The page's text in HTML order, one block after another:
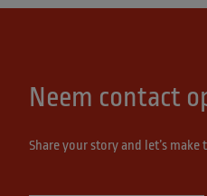
Neem contact
Share your story and let’s